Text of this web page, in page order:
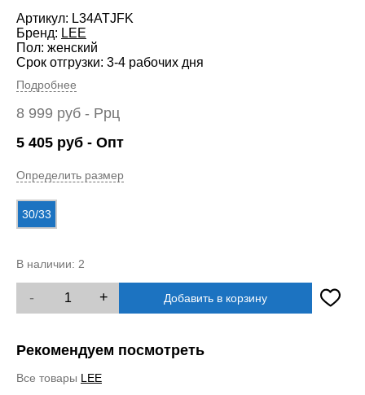
Артикул: L34ATJFK
Бренд: LEE
Пол: женский
Срок отгрузки: 3-4 рабочих дня
Подробнее
8 999 руб - Ррц
5 405 руб - Опт
Определить размер
30/33
В наличии: 2
- + Добавить в корзину
Рекомендуем посмотреть
Все товары LEE